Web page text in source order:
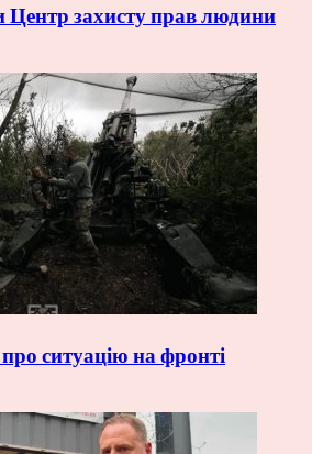
Центр захисту прав людини
ситуацію на фронті